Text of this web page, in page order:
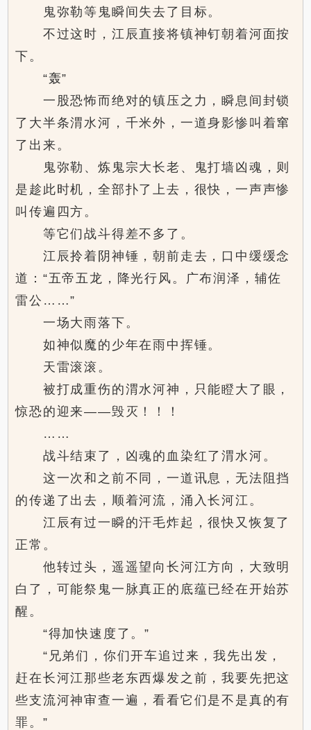
鬼弥勒等鬼瞬间失去了目标。
不过这时，江辰直接将镇神钉朝着河面按
下。
“轰”
一股恐怖而绝对的镇压之力，瞬息间封锁
了大半条渭水河，千米外，一道身影惨叫着窜
了出来。
鬼弥勒、炼鬼宗大长老、鬼打墙凶魂，则
是趁此时机，全部扑了上去，很快，一声声惨
叫传遍四方。
等它们战斗得差不多了。
江辰拎着阴神锤，朝前走去，口中缓缓念
道：“五帝五龙，降光行风。广布润泽，辅佐
雷公……”
一场大雨落下。
如神似魔的少年在雨中挥锤。
天雷滚滚。
被打成重伤的渭水河神，只能瞪大了眼，
惊恐的迎来——毁灭！！！
……
战斗结束了，凶魂的血染红了渭水河。
这一次和之前不同，一道讯息，无法阻挡
的传递了出去，顺着河流，涌入长河江。
江辰有过一瞬的汗毛炸起，很快又恢复了
正常。
他转过头，遥遥望向长河江方向，大致明
白了，可能祭鬼一脉真正的底蕴已经在开始苏
醒。
“得加快速度了。”
“兄弟们，你们开车追过来，我先出发，
赶在长河江那些老东西爆发之前，我要先把这
些支流河神审查一遍，看看它们是不是真的有
罪。”